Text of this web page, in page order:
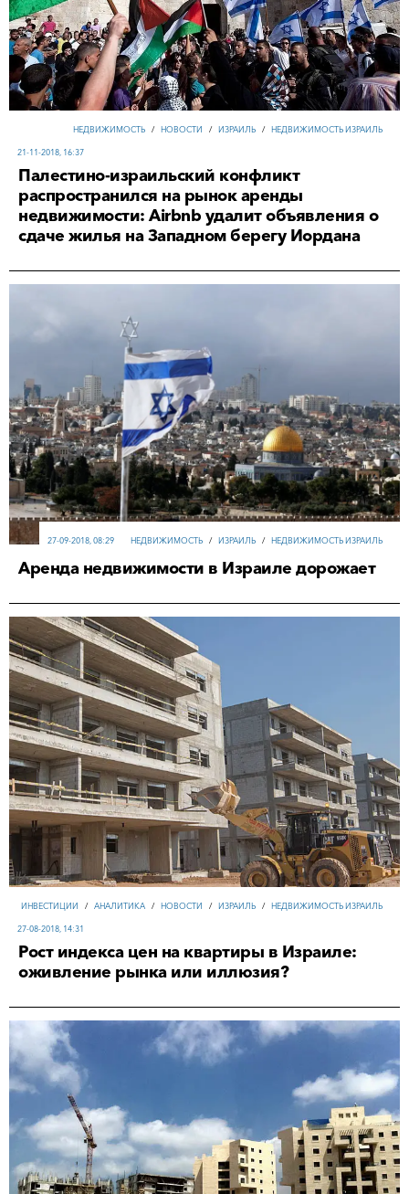
НЕДВИЖИМОСТЬ / НОВОСТИ / ИЗРАИЛЬ / НЕДВИЖИМОСТЬ ИЗРАИЛЬ
21-11-2018, 16:37
Палестино-израильский конфликт
распространился на рынок аренды
недвижимости: Airbnb удалит объявления о
сдаче жилья на Западном берегу Иордана
НЕДВИЖИМОСТЬ / ИЗРАИЛЬ / НЕДВИЖИМОСТЬ ИЗРАИЛЬ
27-09-2018, 08:29
Аренда недвижимости в Израиле дорожает
ИНВЕСТИЦИИ / АНАЛИТИКА / НОВОСТИ / ИЗРАИЛЬ / НЕДВИЖИМОСТЬ ИЗРАИЛЬ
27-08-2018, 14:31
Рост индекса цен на квартиры в Израиле:
оживление рынка или иллюзия?